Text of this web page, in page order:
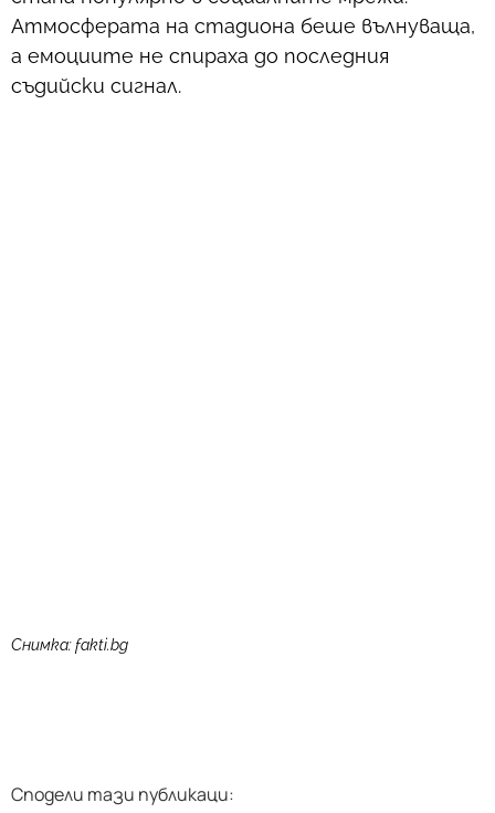
Атмосферата на стадиона беше вълнуваща,
а емоциите не спираха до последния
съдийски сигнал.
Снимка: fakti.bg